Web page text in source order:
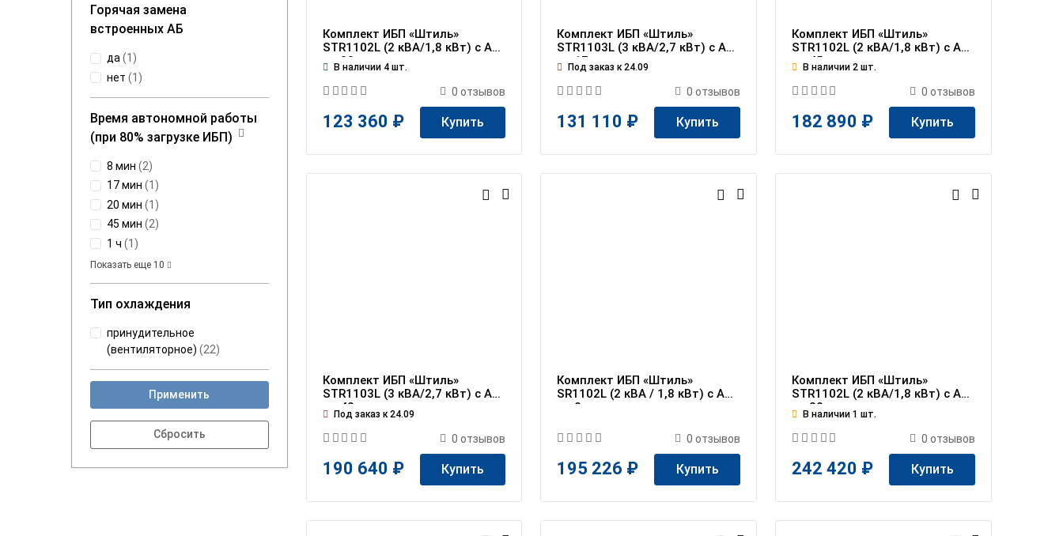
Горячая замена
встроенных АБ
да(1 )
нет (1 )
Время автономной работы
(при 80% загрузке ИБП)
8 мин (2)
17 мин (1 )
20 мин (1 )
45 мин (2)
1 ч (1 )
Показать еще 10
Тип охлаждения
принудительное
(вентиляторное) (22)
Применить
Комплект ИБП «Штиль»
STR1102L (2 кВА/1,8 кВт) c АБ
на 20 мин
В наличии 4 шт.
0 отзывов
123 360 ₽ Купить
Комплект ИБП «Штиль»
STR1103L (3 кВА/2,7 кВт) c АБ
на 17 мин
Под заказ к 24.09
0 отзывов
131 110 ₽ Купить
Комплект ИБП «Штиль»
STR1102L (2 кВА/1,8 кВт) c АБ
на 45 мин
В наличии 2 шт.
0 отзывов
182 890 ₽ Купить
Комплект ИБП «Штиль»
STR1103L (3 кВА/2,7 кВт) c АБ
на 43 мин
Под заказ к 24.09
0 отзывов
190 640 ₽ Купить
Комплект ИБП «Штиль»
SR1102L (2 кВА / 1,8 кВт) c АБ
на 2 ч
0 отзывов
195 226 ₽ Купить
Комплект ИБП «Штиль»
STR1102L (2 кВА/1,8 кВт) c АБ
на 80 мин
В наличии 1 шт.
0 отзывов
242 420 ₽ Купить